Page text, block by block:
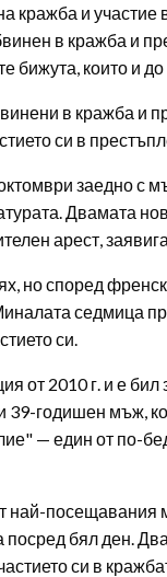
кражба и участие
в кражба и
бижута, които и
в кражба и
си в
заедно с
Двамата
арест,
но според
седмица
си.
от 2010 г. и е бил
39-годишен мъж,
— един от по-
най-посещавания
бял ден.
си в